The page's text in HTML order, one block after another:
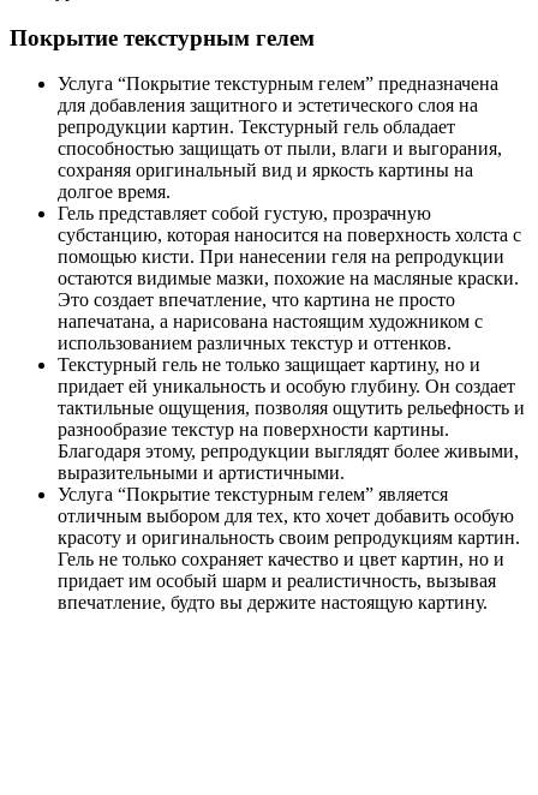
Покрытие текстурным гелем
Услуга “Покрытие текстурным гелем” предназначена
для добавления защитного и эстетического слоя на
репродукции картин. Текстурный гель обладает
способностью защищать от пыли, влаги и выгорания,
сохраняя оригинальный вид и яркость картины на
долгое время.
Гель представляет собой густую, прозрачную
субстанцию, которая наносится на поверхность холста с
помощью кисти. При нанесении геля на репродукции
остаются видимые мазки, похожие на масляные краски.
Это создает впечатление, что картина не просто
напечатана, а нарисована настоящим художником с
использованием различных текстур и оттенков.
Текстурный гель не только защищает картину, но и
придает ей уникальность и особую глубину. Он создает
тактильные ощущения, позволяя ощутить рельефность и
разнообразие текстур на поверхности картины.
Благодаря этому, репродукции выглядят более живыми,
выразительными и артистичными.
Услуга “Покрытие текстурным гелем” является
отличным выбором для тех, кто хочет добавить особую
красоту и оригинальность своим репродукциям картин.
Гель не только сохраняет качество и цвет картин, но и
придает им особый шарм и реалистичность, вызывая
впечатление, будто вы держите настоящую картину.